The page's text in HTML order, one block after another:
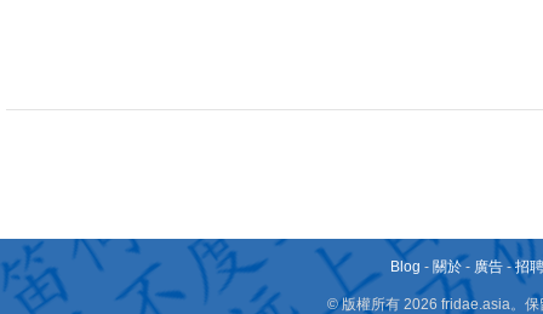
Blog - 關於 - 廣告 -招
© 版權所有 2026 fridae.asia。